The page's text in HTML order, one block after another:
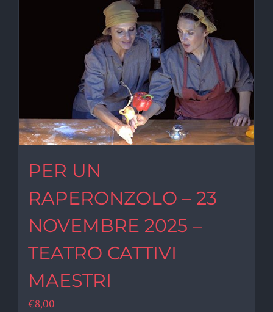
PER UN
RAPERONZOLO – 23
NOVEMBRE 2025 –
TEATRO CATTIVI
MAESTRI
€8,00